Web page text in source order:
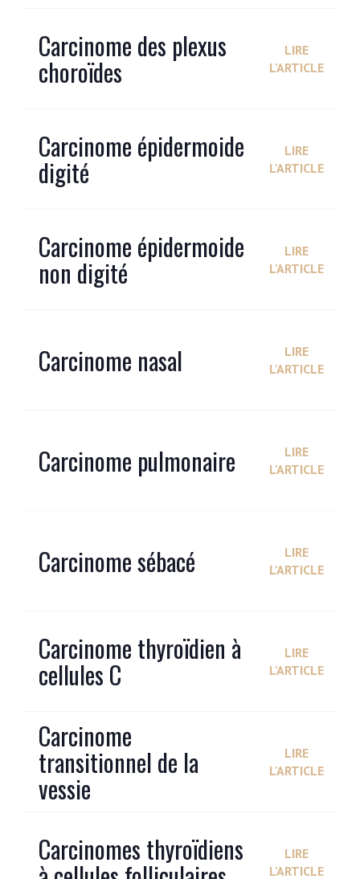
Carcinome des plexus
choroïdes
LIRE
L'ARTICLE
Carcinome épidermoide
digité
LIRE
L'ARTICLE
Carcinome épidermoide
non digité
LIRE
L'ARTICLE
Carcinome nasal
LIRE
L'ARTICLE
Carcinome pulmonaire
LIRE
L'ARTICLE
Carcinome sébacé
LIRE
L'ARTICLE
Carcinome thyroïdien à
cellules C
LIRE
L'ARTICLE
Carcinome
transitionnel de la
vessie
LIRE
L'ARTICLE
Carcinomes thyroïdiens
LIRE
L'ARTICLE